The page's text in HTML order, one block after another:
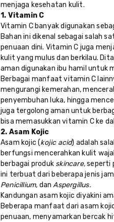
menjaga kesehatan kulit.
1. Vitamin C
Vitamin C banyak digunakan
Bahan ini dikenal sebagai salah
penuaan dini. Vitamin C juga
kulit yang mulus dan berkilau.
aman digunakan ibu hamil untuk
Berbagai manfaat vitamin C
mengurangi kemerahan,
penyembuhan luka, hingga
juga tergolong aman untuk
bisa memasukkan vitamin C ke
2. Asam Kojic
Asam kojic (kojic acid) adalah
berfungsi mencerahkan kulit
berbagai produk skincare,seperti
ini terbuat dari beberapa jenis
Penicillium, danAspergillus.
Kandungan asam kojic diyakini
Beberapa manfaat dari asam
penuaan, menyamarkan bercak